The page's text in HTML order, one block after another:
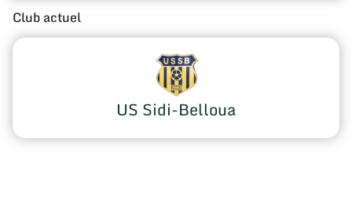
Club actuel
US Sidi-Belloua